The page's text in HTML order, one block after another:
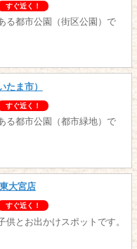
すぐ近く！
る都市公園（街区公園）で
たま市）
すぐ近く！
る都市公園（都市緑地）で
大宮店
すぐ近く！
供とお出かけスポットです。